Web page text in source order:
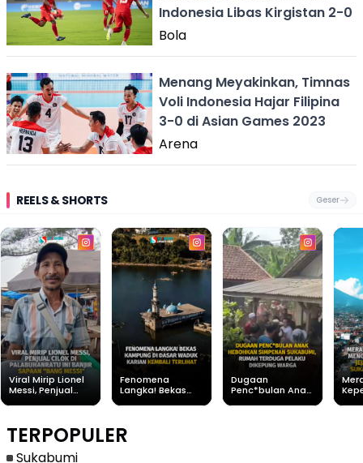
Indonesia Libas Kirgistan 2-0
Bola
Menang Meyakinkan, Timnas
Voli Indonesia Hajar Filipina
3-0 di Asian Games 2023
Arena
REELS & SHORTS Geser
Viral Mirip Lionel
Messi, Penjual
"Bang Messi"
Fenomena
Langka! Bekas
Terlihat
Dugaan
Penc*bulan Anak
TERPOPULER
Sukabumi